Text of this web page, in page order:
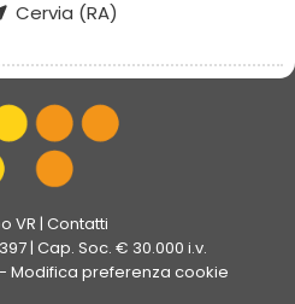
Cervia (RA)
VR | Contatti
| Cap. Soc. € 30.000 i.v.
- Modifica preferenza cookie